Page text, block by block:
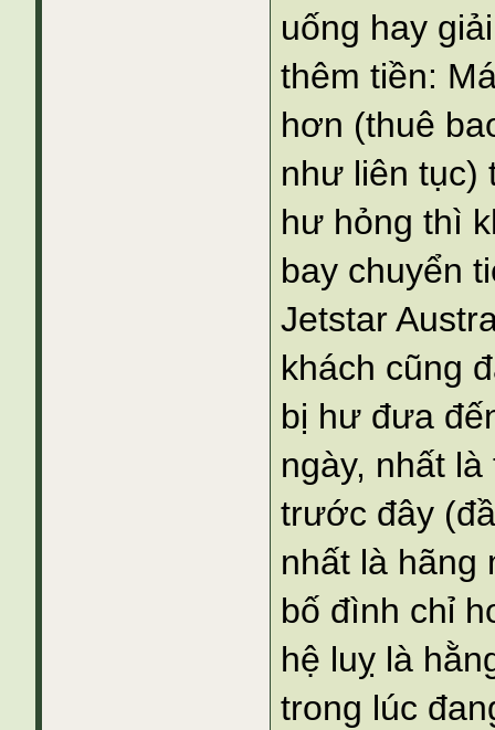
uống hay
thêm tiền:
hơn (thuê
như liên tục)
hư hỏng thì
bay chuyển
Jetstar
khách cũng
bị hư đưa
ngày, nhất
trước đây
nhất là hãng
bố đình chỉ
hệ luỵ là
trong lúc